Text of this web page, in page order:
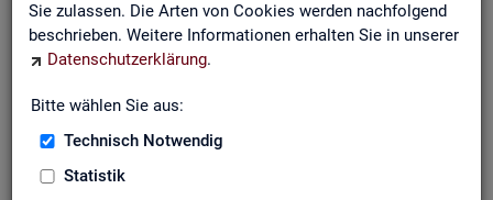
Sie zulassen. Die Arten von Cookies werden nachfolgend
beschrieben. Weitere Informationen erhalten Sie in unserer
Datenschutzerklärung.
Bitte wählen Sie aus:
Technisch Notwendig
Statistik
Die Steck­brie­fe in­for­mie­ren über De­fi­ni­ti­on, Aus­sa­ge­kraft, Be­
rech­nung und Da­ten­quel­len der Kenn­zah­len, die in der Sta­tis­
tik der Bun­des­agen­tur für Ar­beit vor­kom­men.
Ab­gangs­ra­te
Ab­gangs­ra­te Ar­beits­lo­se